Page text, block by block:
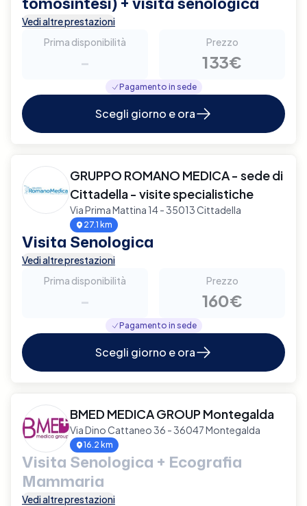
Vedi altre prestazioni
Prima disponibilità
-
Prezzo
133€
Pagamento in sede
Scegli giorno e ora
GRUPPO ROMANO MEDICA - sede di
Cittadella - visite specialistiche
Via Prima Mattina 14 - 35013 Cittadella
27.1 km
Visita Senologica
Vedi altre prestazioni
Prima disponibilità
-
Prezzo
160€
Pagamento in sede
Scegli giorno e ora
BMED MEDICA GROUP Montegalda
Via Dino Cattaneo 36 - 36047 Montegalda
16.2 km
Visita Senologica + Ecografia
Mammaria
Vedi altre prestazioni